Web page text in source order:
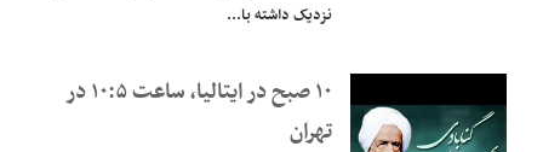
۱۰ صبح در ایتالیا، ساعت ۱۰:۵ در
تهران